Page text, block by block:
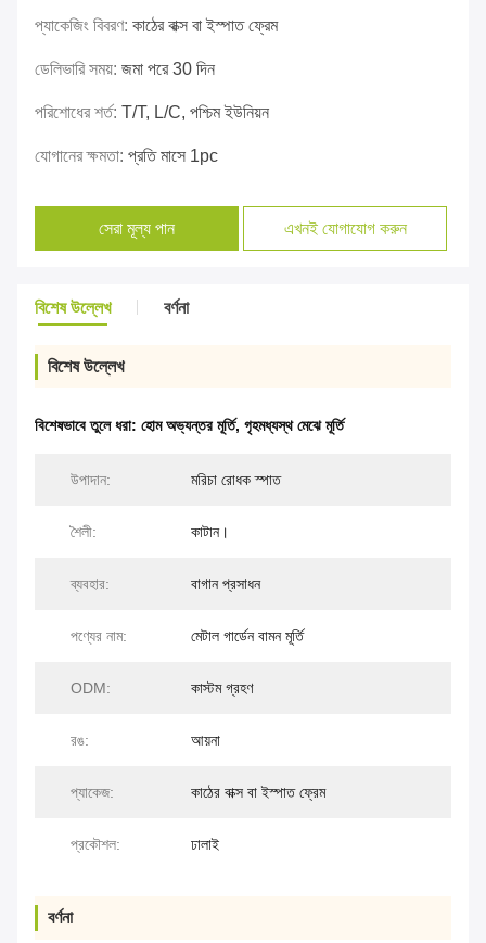
প্যাকেজিং বিবরণ: কাঠের বাক্স বা ইস্পাত ফ্রেম
ডেলিভারি সময়: জমা পরে 30 দিন
পরিশোধের শর্ত: T/T, L/C, পশ্চিম ইউনিয়ন
যোগানের ক্ষমতা: প্রতি মাসে 1pc
সেরা মূল্য পান এখনই যোগাযোগ করুন
বিশেষ উল্লেখ বর্ণনা
বিশেষ উল্লেখ
বিশেষভাবে তুলে ধরা: হোম অভ্যন্তর মূর্তি, গৃহমধ্যস্থ মেঝে মূর্তি
উপাদান: মরিচা রোধক স্পাত
শৈলী: কাটান।
ব্যবহার: বাগান প্রসাধন
পণ্যের নাম: মেটাল গার্ডেন বামন মূর্তি
ODM: কাস্টম গ্রহণ
রঙ: আয়না
প্যাকেজ: কাঠের বাক্স বা ইস্পাত ফ্রেম
প্রকৌশল: ঢালাই
বর্ণনা